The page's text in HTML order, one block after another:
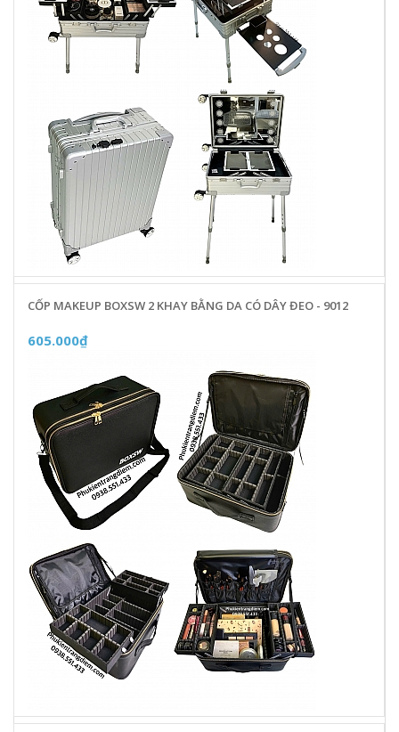
CỐP MAKEUP BOXSW 2 KHAY BẰNG DA CÓ DÂY ĐEO - 9012
605.000₫